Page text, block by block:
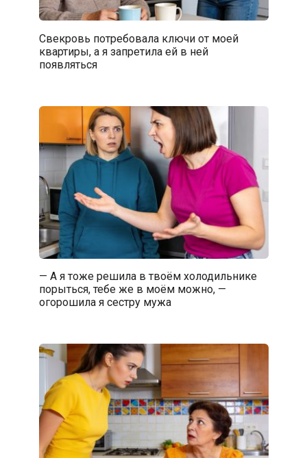
Свекровь потребовала ключи от моей
квартиры, а я запретила ей в ней
появляться
— А я тоже решила в твоём холодильнике
порыться, тебе же в моём можно, —
огорошила я сестру мужа